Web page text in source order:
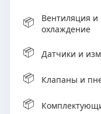
📦
Вентиляция и
охлаждение
📦 Датчики и
📦 Клапаны и
📦